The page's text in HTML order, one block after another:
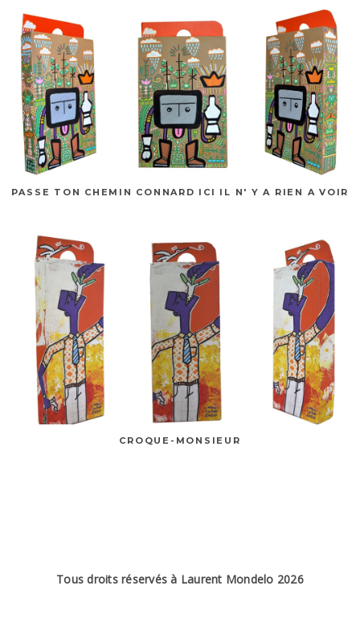
PASSE TON CHEMIN CONNARD ICI IL N' Y A RIEN A VOIR
CROQUE-MONSIEUR
Tous droits réservés à Laurent Mondelo 2026